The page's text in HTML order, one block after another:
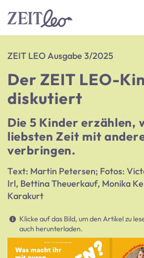
ZEIT LEO Ausgabe 3/2025
Der ZEIT LEO-
diskutiert
Die 5 Kinder erzählen,
liebsten Zeit mit
verbringen.
Text: Martin Petersen; Fotos:
Irl, Bettina Theuerkauf, Monika
Karakurt
Klicke auf das Bild, um den Artikel zu
auch herunterladen.